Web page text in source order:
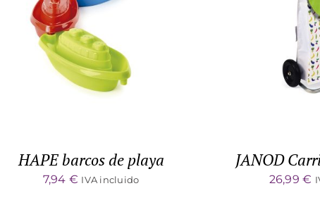
ADD TO CART
HAPE barcos de playa
7,94 € IVA incluido
JANOD
26,99€